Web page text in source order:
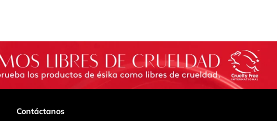
Contáctanos